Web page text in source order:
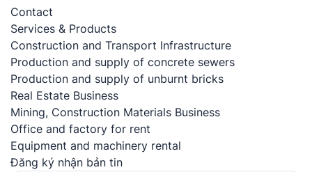
Contact
Services & Products
Construction and Transport Infrastructure
Production and supply of concrete sewers
Production and supply of unburnt bricks
Real Estate Business
Mining, Construction Materials Business
Office and factory for rent
Equipment and machinery rental
Đăng ký nhận bản tin